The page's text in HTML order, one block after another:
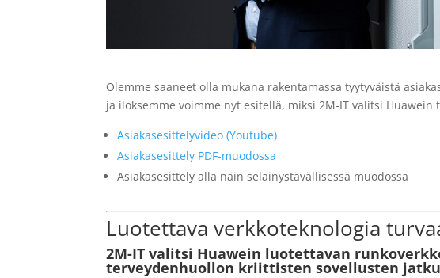
Olemme saaneet olla mukana rakentamassa tyytyväistä
ja iloksemme voimme nyt esitellä, miksi 2M-IT valitsi
Asiakasesittelyvideo (Youtube)
Asiakasesittely PDF-muodossa
Asiakasesittely alla näin selainystävällisessä muodossa
Luotettava verkkoteknologia
2M-IT valitsi Huawein luotettavan
terveydenhuollon kriittisten sovellusten